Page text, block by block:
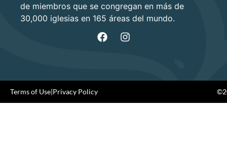
de miembros que se congregan en más de
30,000 iglesias en 165 áreas del mundo.
Terms of Use|Privacy Policy